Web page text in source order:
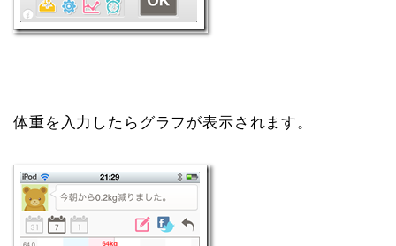
体重を入力したらグラフが表示されます。